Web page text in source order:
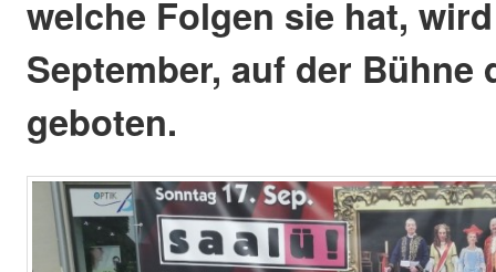
welche Folgen sie hat,
September, auf der
geboten.